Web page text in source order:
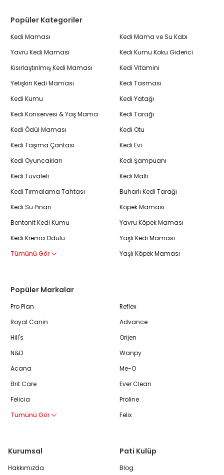
Popüler Kategoriler
Kedi Maması
Yavru Kedi Maması
Kısırlaştırılmış Kedi Maması
Yetişkin Kedi Maması
Kedi Kumu
Kedi Konservesi & Yaş Mama
Kedi Ödül Maması
Kedi Taşıma Çantası
Kedi Oyuncakları
Kedi Tuvaleti
Kedi Tırmalama Tahtası
Kedi Su Pınarı
Bentonit Kedi Kumu
Kedi Krema Ödülü
Tümünü Gör
Kedi Mama ve Su Kabı
Kedi Kumu Koku Giderici
Kedi Vitamini
Kedi Tasması
Kedi Yatağı
Kedi Tarağı
Kedi Otu
Kedi Evi
Kedi Şampuanı
Kedi Maltı
Buharlı Kedi Tarağı
Köpek Maması
Yavru Köpek Maması
Yaşlı Kedi Maması
Yaşlı Köpek Maması
Popüler Markalar
Pro Plan
Royal Canin
Hill's
N&D
Acana
Brit Care
Felicia
Tümünü Gör
Reflex
Advance
Orijen
Wanpy
Me-O
Ever Clean
Proline
Felix
Kurumsal
Hakkımızda
Pati Kulüp
Blog